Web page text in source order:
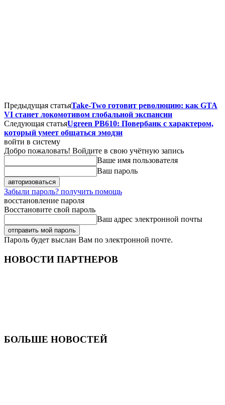
Предыдущая статьяTake-Two готовит революцию: как GTA
VI станет локомотивом глобальной экспансии
Следующая статьяUgreen PB610: Повербанк с характером,
который умеет общаться эмодзи
войти в систему
Добро пожаловать! Войдите в свою учётную запись
Ваше имя пользователя
Ваш пароль
Забыли пароль? получить помощь
восстановление пароля
Восстановите свой пароль
Ваш адрес электронной почты
Пароль будет выслан Вам по электронной почте.
НОВОСТИ ПАРТНЕРОВ
БОЛЬШЕ НОВОСТЕЙ